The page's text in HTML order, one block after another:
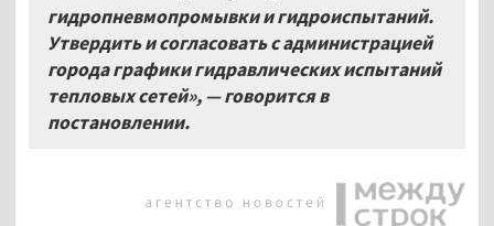
гидропневмопромывки и гидроиспытаний.
Утвердить и согласовать с администрацией
города графики гидравлических испытаний
тепловых сетей», — говорится в
постановлении.